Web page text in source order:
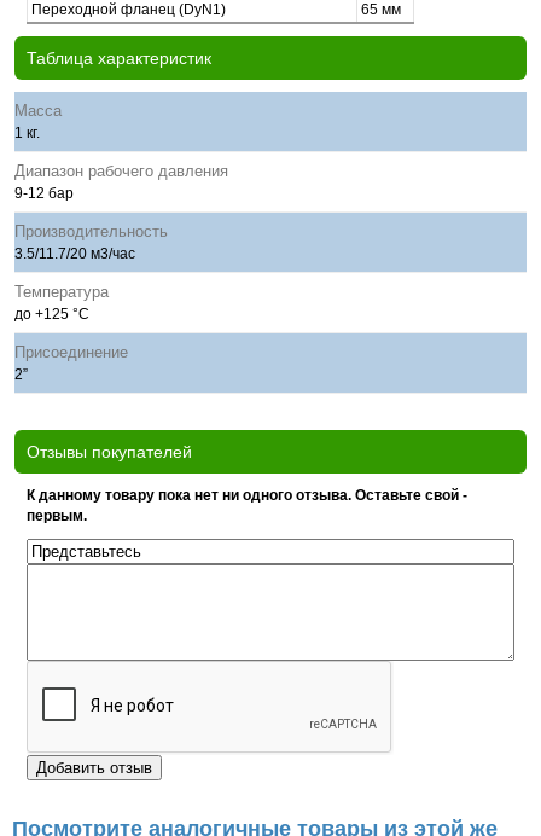
Переходной фланец (DyN1)
65 мм
Таблица характеристик
Масса
1 кг.
Диапазон рабочего давления
9-12 бар
Производительность
3.5/11.7/20 м3/час
Температура
до +125 °С
Присоединение
2”
Отзывы покупателей
К данному товару пока нет ни одного отзыва. Оставьте свой -
первым.
Посмотрите аналогичные товары из этой же